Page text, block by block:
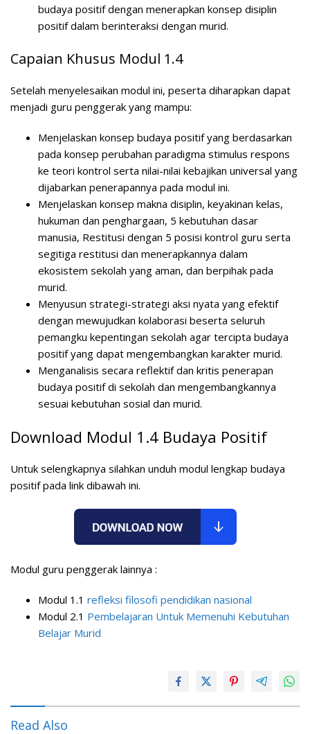
budaya positif dengan menerapkan konsep disiplin
positif dalam berinteraksi dengan murid.
Capaian Khusus Modul 1.4
Setelah menyelesaikan modul ini, peserta diharapkan dapat
menjadi guru penggerak yang mampu:
Menjelaskan konsep budaya positif yang berdasarkan
pada konsep perubahan paradigma stimulus respons
ke teori kontrol serta nilai-nilai kebajikan universal yang
dijabarkan penerapannya pada modul ini.
Menjelaskan konsep makna disiplin, keyakinan kelas,
hukuman dan penghargaan, 5 kebutuhan dasar
manusia, Restitusi dengan 5 posisi kontrol guru serta
segitiga restitusi dan menerapkannya dalam
ekosistem sekolah yang aman, dan berpihak pada
murid.
Menyusun strategi-strategi aksi nyata yang efektif
dengan mewujudkan kolaborasi beserta seluruh
pemangku kepentingan sekolah agar tercipta budaya
positif yang dapat mengembangkan karakter murid.
Menganalisis secara reflektif dan kritis penerapan
budaya positif di sekolah dan mengembangkannya
sesuai kebutuhan sosial dan murid.
Download Modul 1.4 Budaya Positif
Untuk selengkapnya silahkan unduh modul lengkap budaya
positif pada link dibawah ini.
Modul guru penggerak lainnya :
Modul 1.1 refleksi filosofi pendidikan nasional
Modul 2.1 Pembelajaran Untuk Memenuhi Kebutuhan
Belajar Murid
Read Also